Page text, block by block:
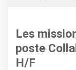
Les
poste
H/F